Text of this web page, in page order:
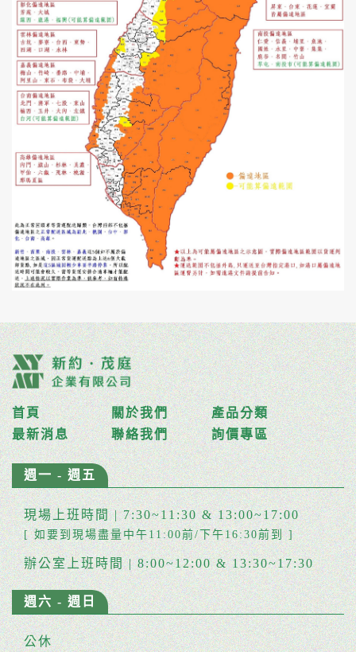
首頁 關於我們
產品分類
最新消息
聯絡我們 詢價專區
週一 - 週五
現場上班時間 | 7:30~11:30 & 13:00~17:00
[ 如要到現場盡量中午11:00前/下午16:30前到 ]
辦公室上班時間 | 8:00~12:00 & 13:30~17:30
週六 - 週日
公休